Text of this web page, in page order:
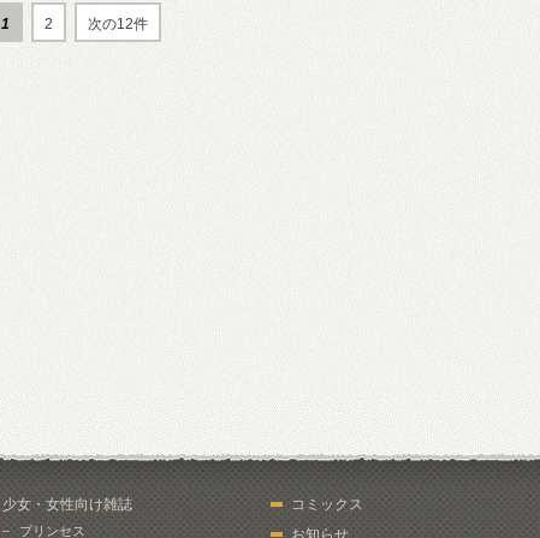
1 2 次の12件
少女・女性向け雑誌
プリンセス
コミックス
お知らせ